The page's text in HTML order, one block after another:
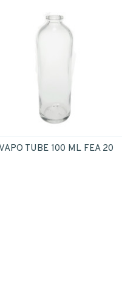
VAPO TUBE 100 ML FEA 20